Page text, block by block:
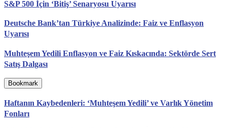
S&P 500 İçin ‘Bitiş’ Senaryosu Uyarısı
Deutsche Bank’tan Türkiye Analizinde: Faiz ve Enflasyon
Uyarısı
Muhteşem Yedili Enflasyon ve Faiz Kıskacında: Sektörde Sert
Satış Dalgası
Bookmark
Haftanın Kaybedenleri: ‘Muhteşem Yedili’ ve Varlık Yönetim
Fonları